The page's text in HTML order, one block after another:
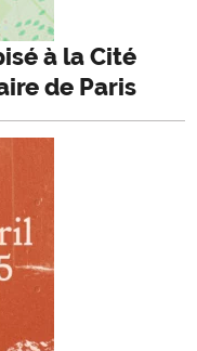
à la Cité
de Paris